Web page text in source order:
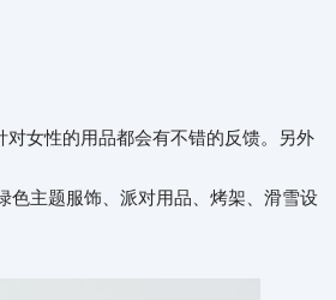
女性的用品都会有不错的反馈。另外
色主题服饰、派对用品、烤架、滑雪设